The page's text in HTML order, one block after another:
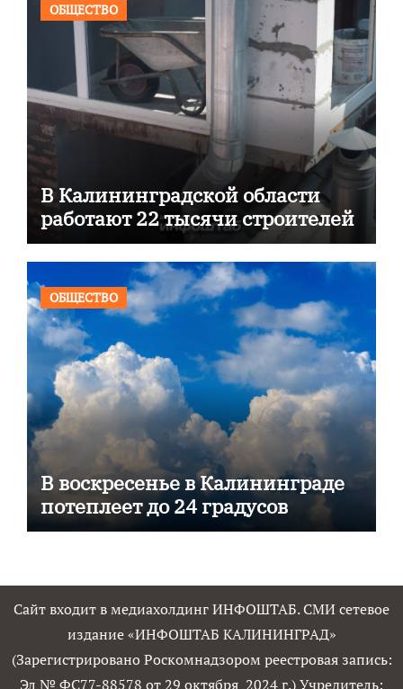
ОБЩЕСТВО
В Калининградской области
работают 22 тысячи строителей
ОБЩЕСТВО
В воскресенье в Калининграде
потеплеет до 24 градусов
Сайт входит в медиахолдинг ИНФОШТАБ. СМИ сетевое
издание «ИНФОШТАБ КАЛИНИНГРАД»
(Зарегистрировано Роскомнадзором реестровая запись:
Эл № ФС77-88578 от 29 октября 2024 г.) Учредитель: